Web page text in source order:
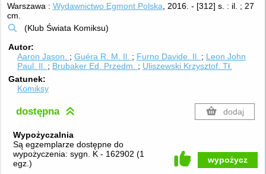
Warszawa : Wydawnictwo Egmont Polska, 2016. - [312] s. : il. ; 27
cm.
(Klub Świata Komiksu)
Autor
Aaron Jason.
Guéra R. M. Il. Furno Davide. Il.
Leon John
Paul. Il. Brubaker Ed. Przedm. Uliszewski Krzysztof. Tł.
Gatunek
Komiksy
dostępna dodaj
Wypożyczalnia
Są egzemplarze dostępne do
wypożyczenia: sygn. K - 162902 (1
egz. ) wypożycz